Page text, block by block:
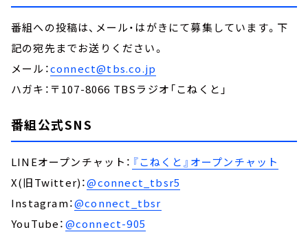
番組への投稿は、メール・はがきにて募集しています。下
記の宛先までお送りください。
メール：connect@tbs.co.jp
ハガキ：〒107-8066 TBSラジオ「こねくと」
番組公式SNS
LINEオープンチャット： 『こねくと』オープンチャット
X(旧Twitter)：@connect_tbsr5
Instagram：@connect_tbsr
YouTube：@connect-905